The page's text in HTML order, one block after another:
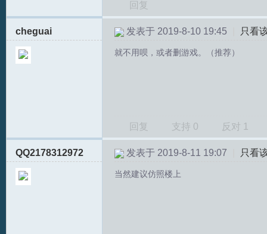
T
回复
cheguai 发表于 2019-8-10 19:45 只看
就不用呗，或者删游戏。（推荐）
回复 支持 0 反对 1
QQ2178312972 发表于 2019-8-11 19:07 只看
当然建议仿照楼上